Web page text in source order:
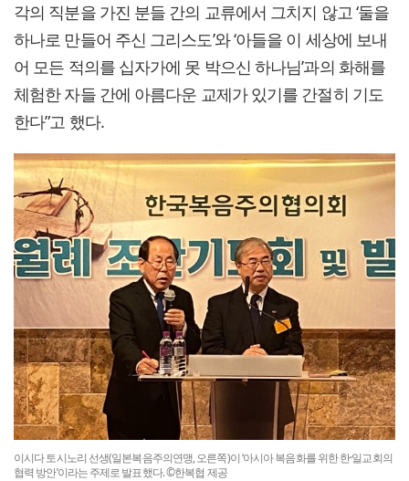
각의 직분을 가진 분들 간의 교류에서 그치지 않고 ‘둘을
하나로 만들어 주신 그리스도’와 ‘아들을 이 세상에 보내
어 모든 적의를 십자가에 못 박으신 하나님’과의 화해를
체험한 자들 간에 아름다운 교제가 있기를 간절히 기도
한다”고 했다.
이시다 토시노리 선생(일본복음주의연맹, 오른쪽)이 ‘아시아 복음화를 위한 한·일교회의
협력 방안’이라는 주제로 발표했다. ©한복협 제공